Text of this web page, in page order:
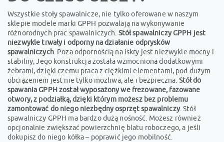
Wszystkie stoły spawalnicze, nie tylko oferowane w naszym
sklepie modele marki GPPH pozwalają na wykonywanie
różnorodnych prac spawalniczych. Stół spawalniczy GPPH jest
niezwykle trwały i odporny na działanie odprysków
spawalniczych. Poza odpornością na iskry jest niezwykle mocny i
stabilny, Jego konstrukcja została wzmocniona dodatkowymi
żebrami, dzięki czemu praca z ciężkimi elementami, pod dużym
obciążeniem jest nie tylko możliwa, ale i bezpieczna. Stół do
spawania GPPH został wyposażony we frezowane, fazowane
otwory, z podziałką, dzięki którym możesz bez problemu
zamontować do niego niezbędny osprzęt spawalniczy. Stół
spawalniczy GPPH ma bardzo dużą nośność. Możesz również
opcjonalnie zwiększać powierzchnię blatu roboczego, a jeśli
dokupisz do niego kółka – poprawić jego mobilność.